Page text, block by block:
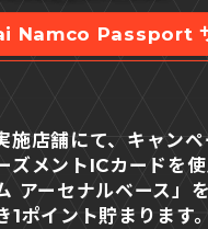
Namco Passport
施店舗にて、キャンペ
ズメントICカードを
アーセナルベース」
1ポイント貯まります。